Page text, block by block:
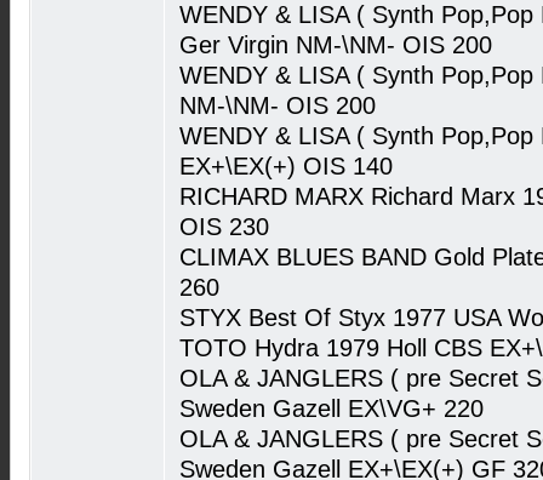
WENDY & LISA ( Synth
Ger Virgin NM-\NM- OIS 200
WENDY & LISA ( Synth
NM-\NM- OIS 200
WENDY & LISA ( Synth
EX+\EX(+) OIS 140
RICHARD MARX Richard Marx
OIS 230
CLIMAX BLUES BAND Gold
260
STYX Best Of Styx 1977 USA
TOTO Hydra 1979 Holl CBS
OLA & JANGLERS ( pre Secret
Sweden Gazell EX\VG+ 220
OLA & JANGLERS ( pre Secret
Sweden Gazell EX+\EX(+) GF